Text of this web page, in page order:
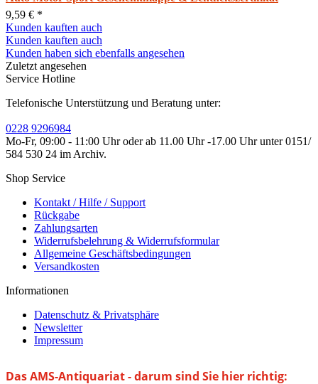
9,59 € *
Kunden kauften auch
Kunden kauften auch
Kunden haben sich ebenfalls angesehen
Zuletzt angesehen
Service Hotline
Telefonische Unterstützung und Beratung unter:
0228 9296984
Mo-Fr, 09:00 - 11:00 Uhr oder ab 11.00 Uhr -17.00 Uhr unter 0151/
584 530 24 im Archiv.
Shop Service
Kontakt / Hilfe / Support
Rückgabe
Zahlungsarten
Widerrufsbelehrung & Widerrufsformular
Allgemeine Geschäftsbedingungen
Versandkosten
Informationen
Datenschutz & Privatsphäre
Newsletter
Impressum
Das AMS-Antiquariat - darum sind Sie hier richtig: